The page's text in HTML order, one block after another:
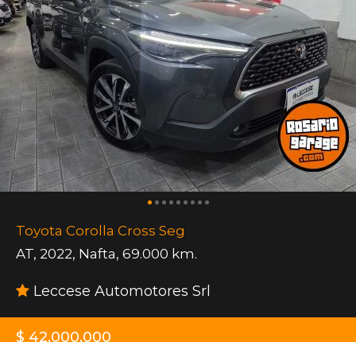
Toyota Corolla Cross Seg
AT, 2022, Nafta, 69.000 km.
Leccese Automotores Srl
$ 42.000.000